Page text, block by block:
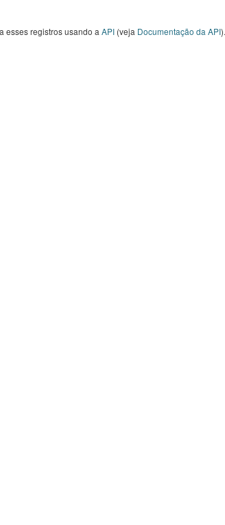
esses registros usando a API (veja Documentação da API).